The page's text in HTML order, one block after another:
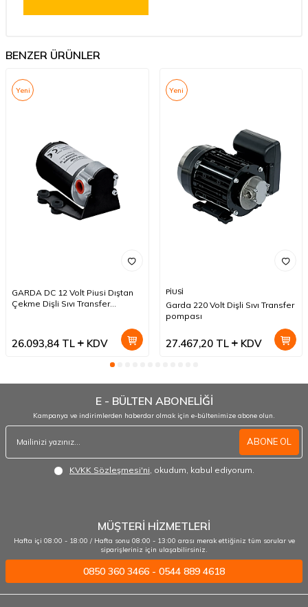
BENZER ÜRÜNLER
Yeni
GARDA DC 12 Volt Piusi Dıştan
Çekme Dişli Sıvı Transfer
26.093,84 TL KDV
Yeni
PİUSİ
Garda 220 Volt Dişli Sıvı Transfer
pompası
27.467,20TL KDV
E - BÜLTEN ABONELİĞİ
Kampanya ve indirimlerden haberdar olmak için e-bültenimize abone olun.
ABONE OL
KVKK Sözleşmesi'ni , okudum, kabul ediyorum.
MÜŞTERİ HİZMETLERİ
Hafta içi 08:00 - 18:00 / Hafta sonu 08:00 - 13:00 arası merak ettiğiniz tüm sorular ve
siparişleriniz için ulaşabilirsiniz.
0850 360 3466 - 0544 889 4618